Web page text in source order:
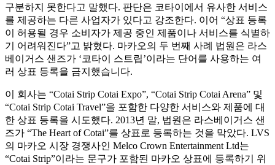
구분하지 못한다고 말했다. 판단은 코타이에서 유사한 서비스
를 제공하는 다른 사업자가 있다고 강조한다. 이어 “상표 등록
이 허용될 경우 소비자가 제공 중인 제품이나 서비스를 식별하
기 어려워진다”고 밝혔다. 마카오의 두 번째 사례 법원은 라스
베이거스 샌즈가 ‘코타이 스트립’이라는 단어를 사용하는 여
러 상표 등록을 금지했습니다.
이 회사는 “Cotai Strip Cotai Expo”, “Cotai Strip Cotai Arena” 및
“Cotai Strip Cotai Travel”을 포함한 다양한 서비스와 제품에 대
한 상표 등록을 시도했다. 2013년 말, 법원은 라스베이거스 샌
즈가 “The Heart of Cotai”를 상표로 등록하는 것을 막았다. LVS
의 마카오 시장 경쟁사인 Melco Crown Entertainment Ltd는
“Cotai Strip”이라는 문구가 포함된 마카오 상표에 등록하기 위